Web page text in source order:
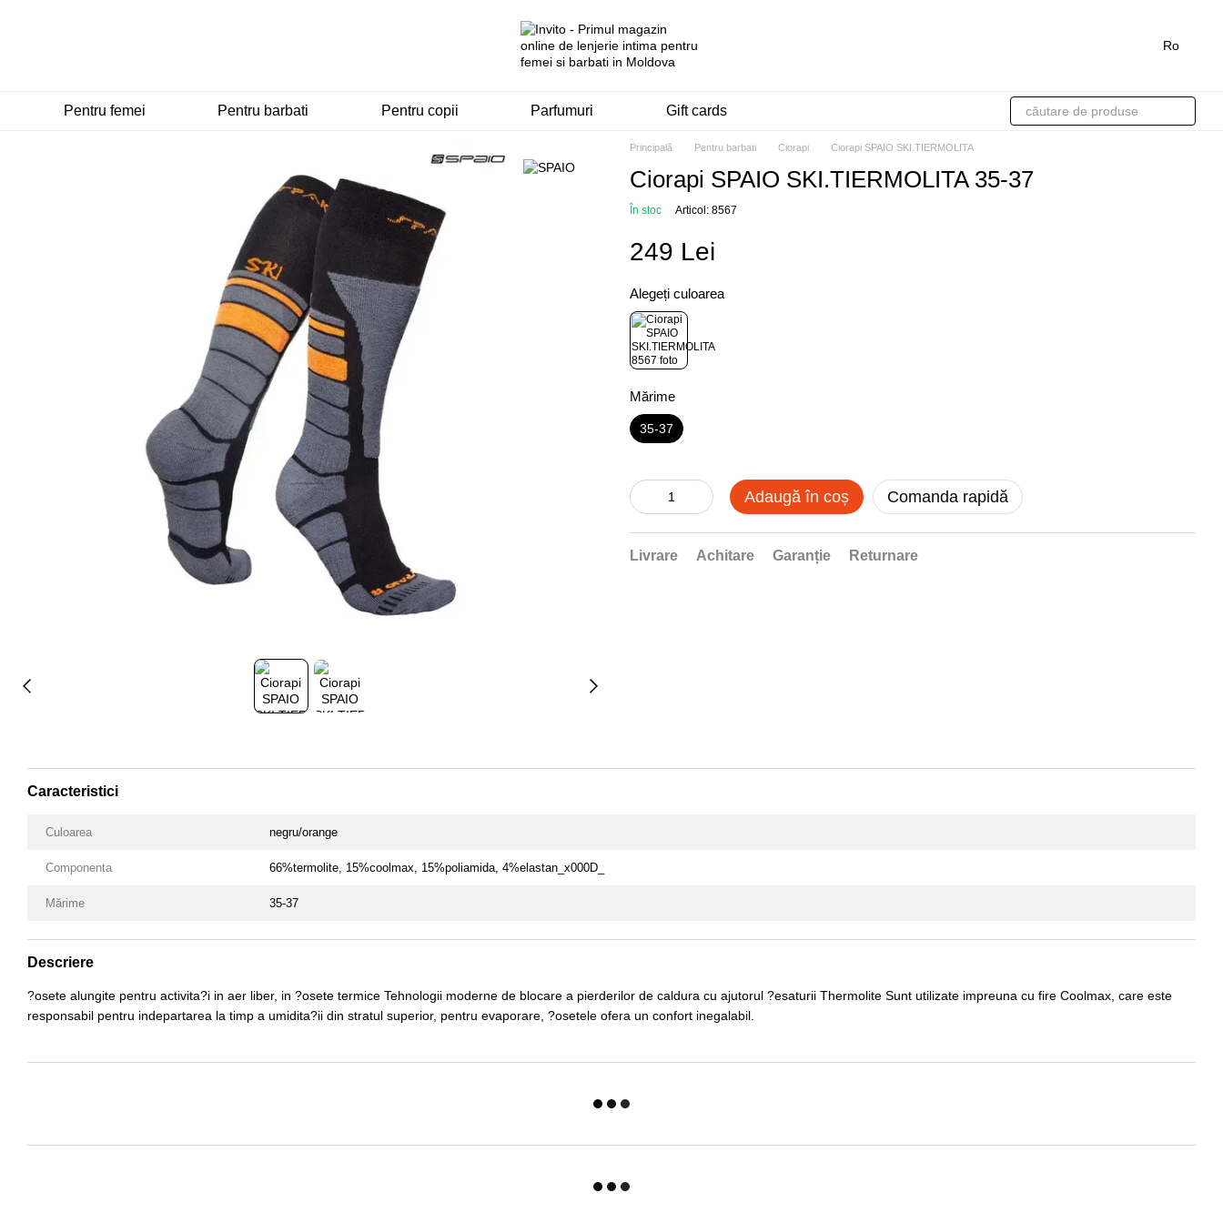
Ro
Pentru femei Pentru barbati Pentru copii Parfumuri Gift cards
Principală Pentru barbati Ciorapi Ciorapi SPAIO SKI.TIERMOLITA
Ciorapi SPAIO SKI.TIERMOLITA 35-37
În stoc Articol: 8567
249 Lei
Alegeți culoarea
Mărime
35-37
Adaugă în coș Comanda rapidă
Livrare Achitare Garanție Returnare
Caracteristici
Culoarea negru/orange
Componenta 66%termolite, 15%coolmax, 15%poliamida, 4%elastan_x000D_
Mărime 35-37
Descriere
?osete alungite pentru activita?i in aer liber, in ?osete termice Tehnologii moderne de blocare a pierderilor de caldura cu ajutorul ?esaturii Thermolite Sunt utilizate impreuna cu fire Coolmax, care este
responsabil pentru indepartarea la timp a umidita?ii din stratul superior, pentru evaporare, ?osetele ofera un confort inegalabil.